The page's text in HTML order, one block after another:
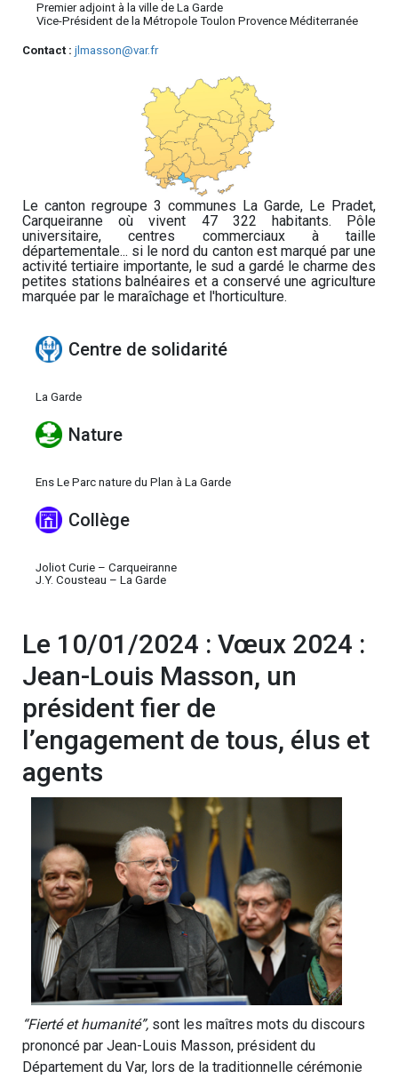
Premier adjoint à la ville de La Garde
Vice-Président de la Métropole Toulon Provence Méditerranée
Contact : jlmasson@var.fr
Le canton regroupe 3 communes La Garde, Le Pradet,
Carqueiranne où vivent 47 322 habitants. Pôle
universitaire, centres commerciaux à taille
départementale... si le nord du canton est marqué par une
activité tertiaire importante, le sud a gardé le charme des
petites stations balnéaires et a conservé une agriculture
marquée par le maraîchage et l'horticulture.
Centre de solidarité
La Garde
Nature
Ens Le Parc nature du Plan à La Garde
Collège
Joliot Curie – Carqueiranne
J.Y. Cousteau – La Garde
Le 10/01/2024 : Vœux 2024 :
Jean-Louis Masson, un
président fier de
l’engagement de tous, élus et
agents
“Fierté et humanité”, sont les maîtres mots du discours
prononcé par Jean-Louis Masson, président du
Département du Var, lors de la traditionnelle cérémonie